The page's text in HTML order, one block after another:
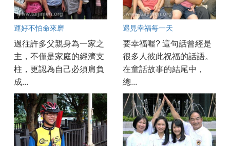
運好不怕命來磨
過往許多父親身為一家之
主，不僅是家庭的經濟支
柱，更認為自己必須肩負
成...
遇見幸福每一天
要幸福喔? 這句話曾經是
很多人彼此祝福的話語。
在童話故事的結尾中，
總...